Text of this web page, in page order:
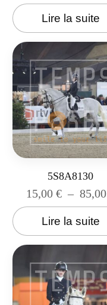
Lire la suite
5S8A8130
15,00 € – 85,00
Lire la suite